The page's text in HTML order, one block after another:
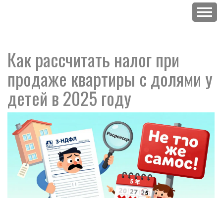
Как рассчитать налог при
продаже квартиры с долями у
детей в 2025 году